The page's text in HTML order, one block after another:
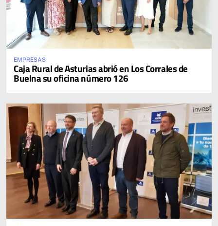
EMPRESAS
Caja Rural de Asturias abrió en Los Corrales de
Buelna su oficina número 126